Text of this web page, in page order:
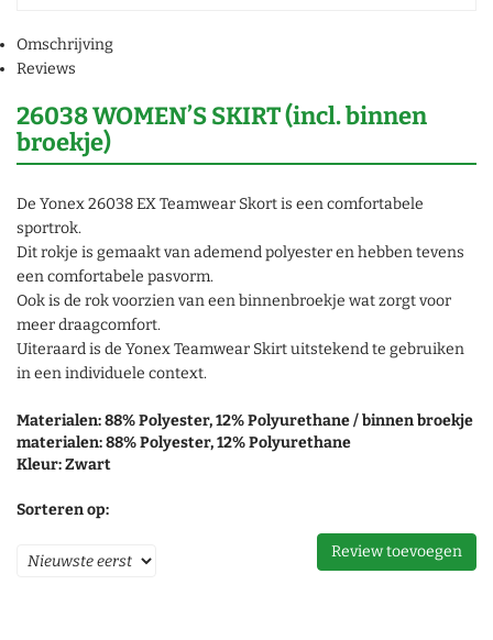
Omschrijving
Reviews
26038 WOMEN’S SKIRT (incl. binnen
broekje)
De Yonex 26038 EX Teamwear Skort is een comfortabele
sportrok.
Dit rokje is gemaakt van ademend polyester en hebben tevens
een comfortabele pasvorm.
Ook is de rok voorzien van een binnenbroekje wat zorgt voor
meer draagcomfort.
Uiteraard is de Yonex Teamwear Skirt uitstekend te gebruiken
in een individuele context.
Materialen: 88% Polyester, 12% Polyurethane / binnen broekje
materialen: 88% Polyester, 12% Polyurethane
Kleur: Zwart
Sorteren op:
Review toevoegen